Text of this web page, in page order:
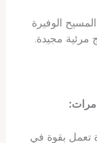
الوفيرة
مرئية مجيدة.
تعمل بقوة في